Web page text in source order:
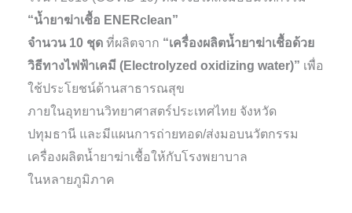
“น้ำยาฆ่าเชื้อ ENERclean”
จำนวน 10 ชุด ที่ผลิตจาก “เครื่องผลิตน้ำยาฆ่าเชื้อด้วย
วิธีทางไฟฟ้าเคมี (Electrolyzed oxidizing water)” เพื่อ
ใช้ประโยชน์ด้านสาธารณสุข
ภายในอุทยานวิทยาศาสตร์ประเทศไทย จังหวัด
ปทุมธานี และมีแผนการถ่ายทอด/ส่งมอบนวัตกรรม
เครื่องผลิตน้ำยาฆ่าเชื้อให้กับโรงพยาบาล
ในหลายภูมิภาค